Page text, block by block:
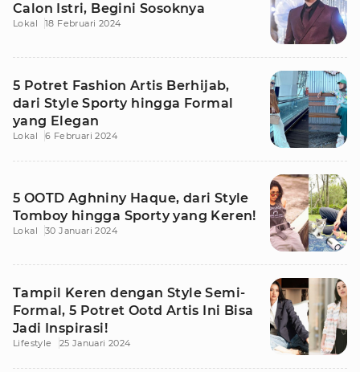
Calon Istri, Begini Sosoknya
Lokal 18 Februari 2024
5 Potret Fashion Artis Berhijab,
dari Style Sporty hingga Formal
yang Elegan
Lokal 6 Februari 2024
5 OOTD Aghniny Haque, dari Style
Tomboy hingga Sporty yang Keren!
Lokal 30 Januari 2024
Tampil Keren dengan Style Semi-
Formal, 5 Potret Ootd Artis Ini Bisa
Jadi Inspirasi!
Lifestyle 25 Januari 2024